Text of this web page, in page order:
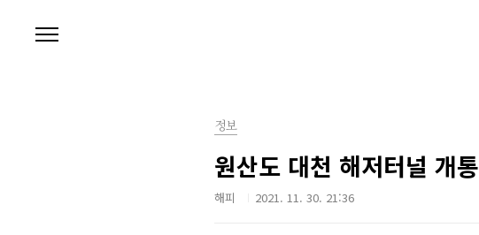
정보
원산도 대천 해저터널 개통
해피 2021. 11. 30. 21:36